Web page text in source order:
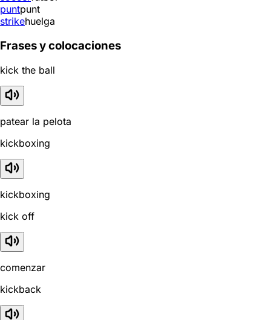
puntpunt
strikehuelga
Frases y colocaciones
kick the ball
patear la pelota
kickboxing
kickboxing
kick off
comenzar
kickback